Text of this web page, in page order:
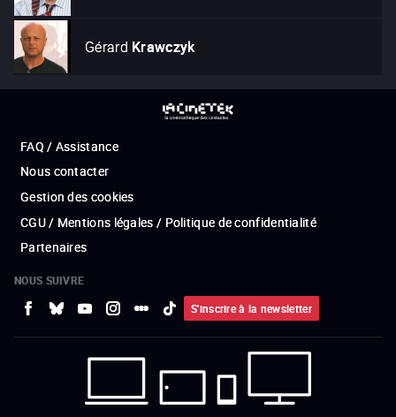
Gérard Krawczyk
FAQ / Assistance
Nous contacter
Gestion des cookies
CGU / Mentions légales / Politique de confidentialité
Partenaires
NOUS SUIVRE
S'inscrire à la newsletter